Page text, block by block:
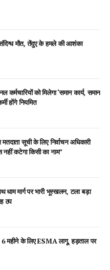
संदिग्ध मौत, तेंदुए के हमले की आशंका
को मिलेगा ‘समान कार्य, समान
होंगे नियमित
सूची के लिए निर्वाचन अधिकारी
कटेगा किसी का नाम”
मार्ग पर भारी भूस्खलन, टला बड़ा
ठप
महीने के लिए ESMA लागू, हड़ताल पर